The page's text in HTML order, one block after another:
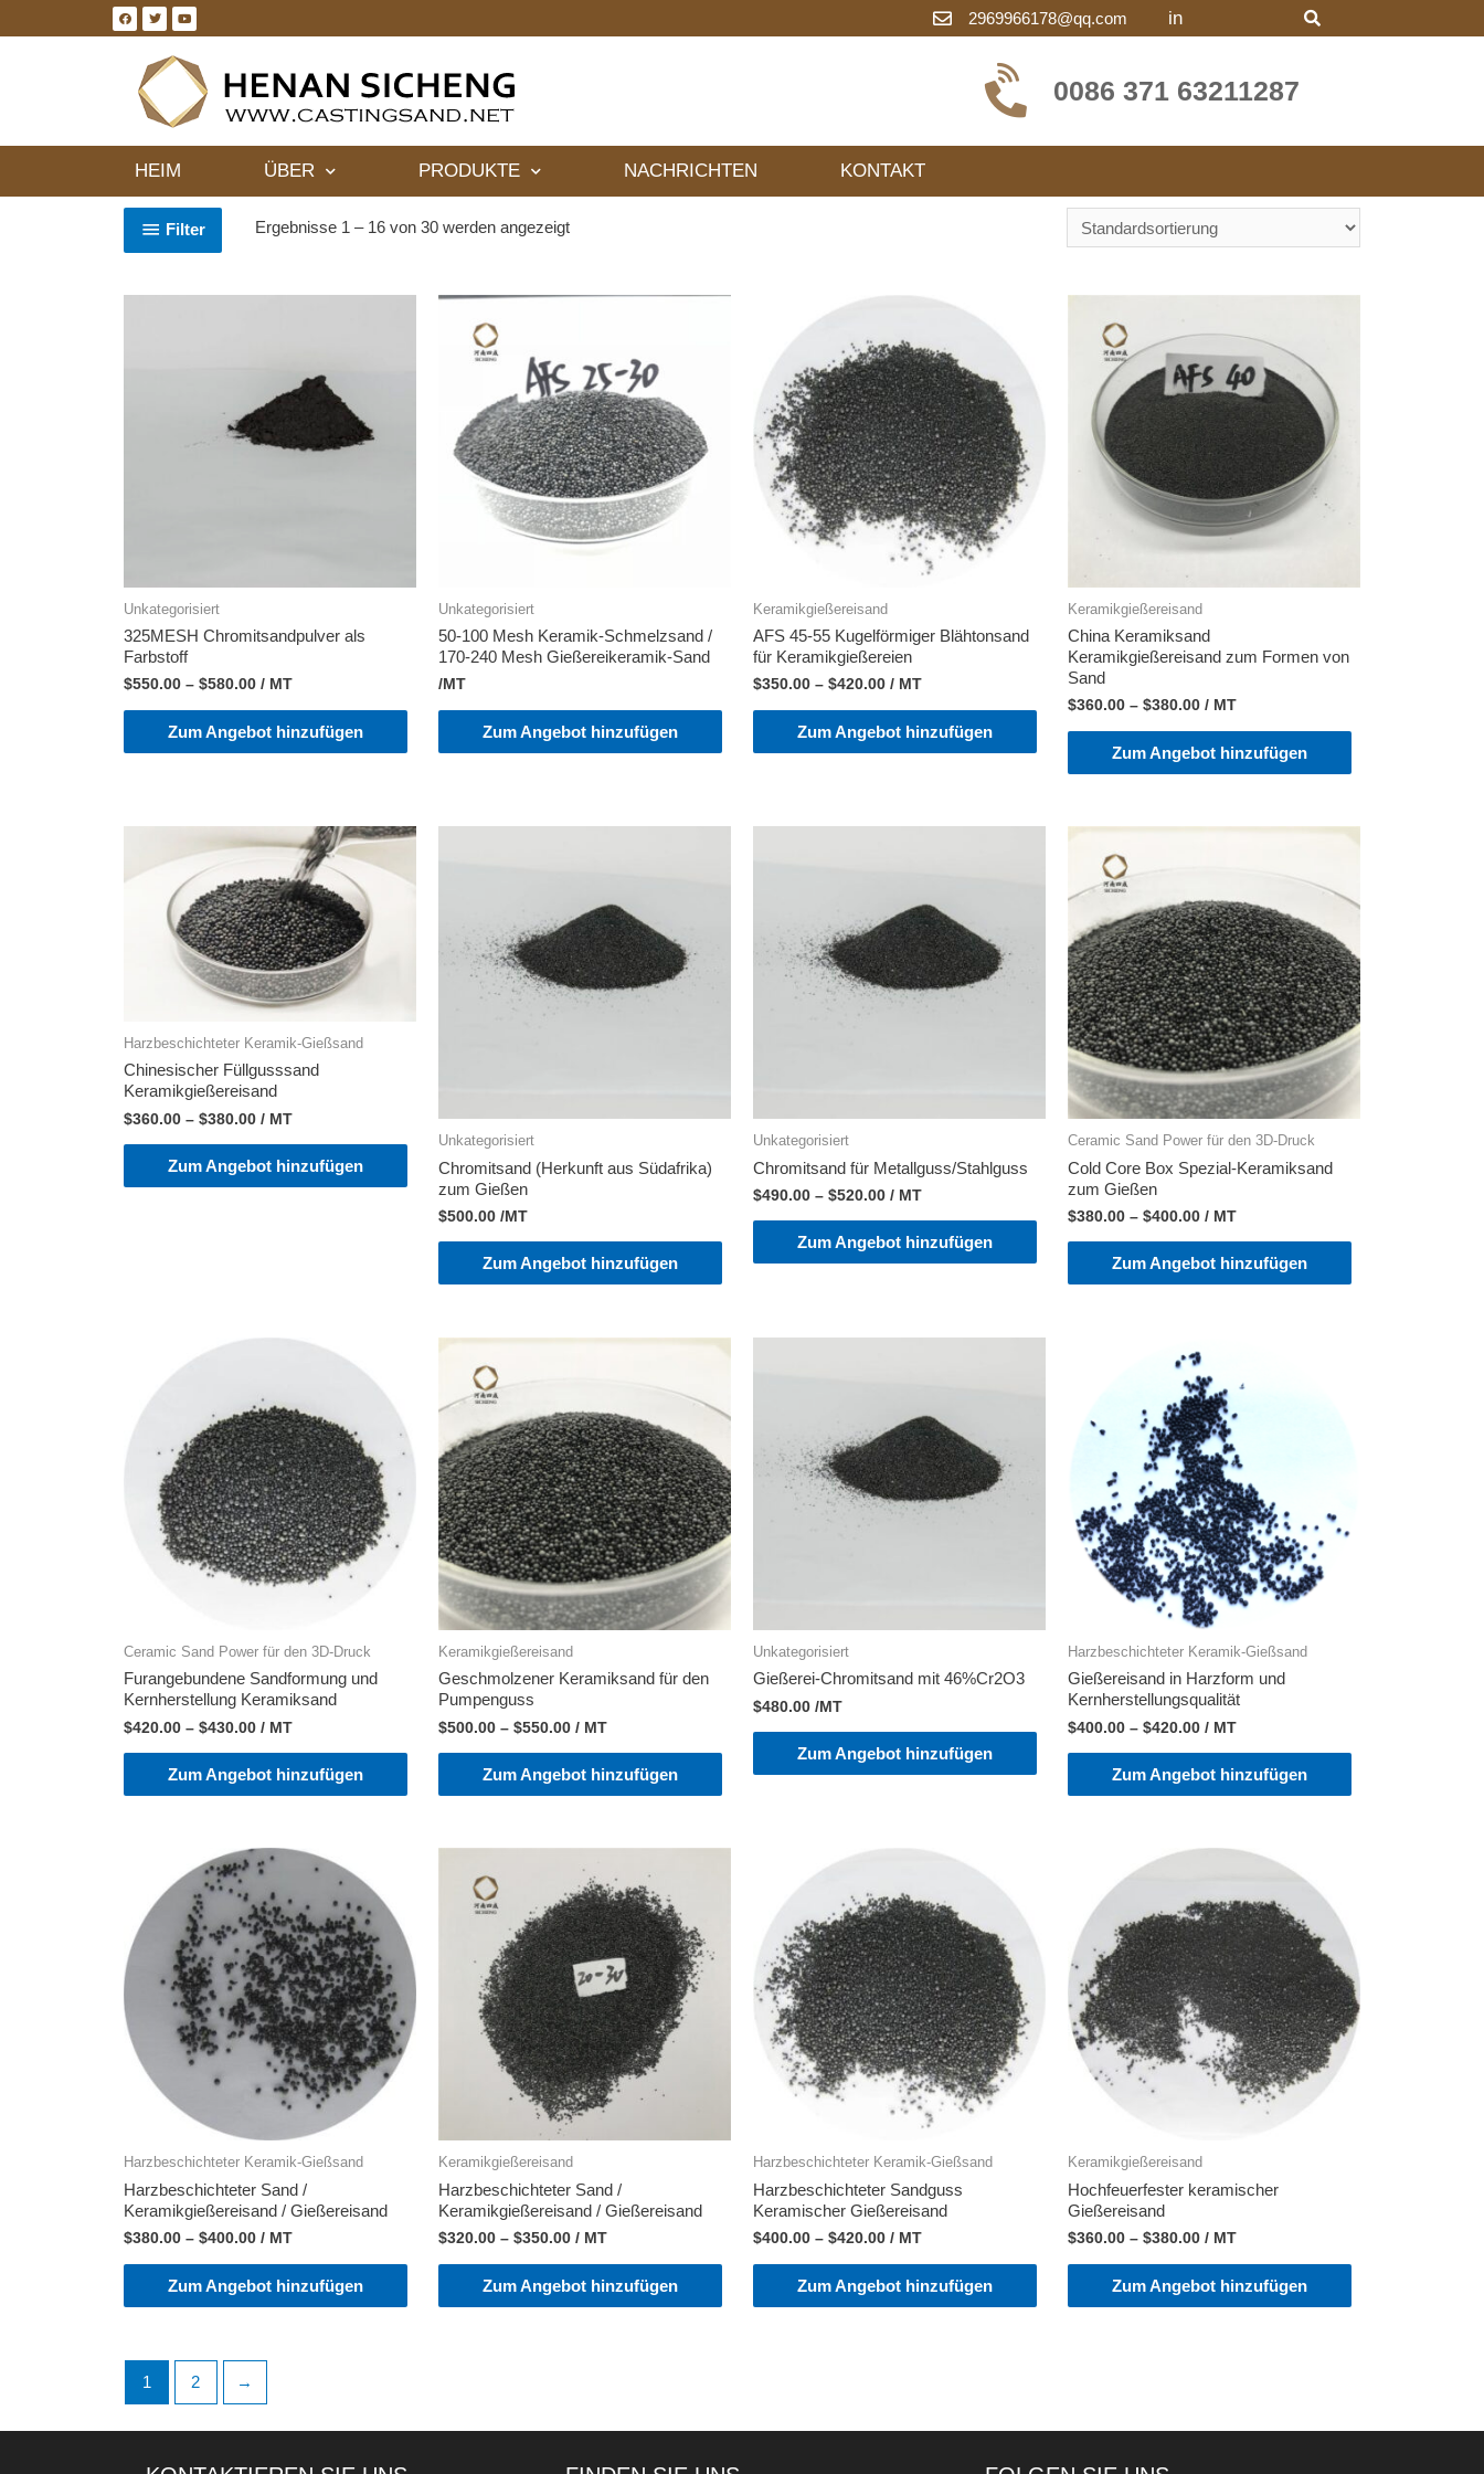
2969966178@qq.com in
0086 371 63211287
HEIM ÜBER PRODUKTE NACHRICHTEN KONTAKT
Filter Ergebnisse 1 – 16 von 30 werden angezeigt
Unkategorisiert
325MESH Chromitsandpulver als
Farbstoff
$550.00 – $580.00 / MT
Zum Angebot hinzufügen
Unkategorisiert
50-100 Mesh Keramik-Schmelzsand /
170-240 Mesh Gießereikeramik-Sand
/MT
Zum Angebot hinzufügen
Keramikgießereisand
AFS 45-55 Kugelförmiger Blähtonsand
für Keramikgießereien
$350.00 – $420.00 / MT
Zum Angebot hinzufügen
Keramikgießereisand
China Keramiksand
Keramikgießereisand zum Formen von
Sand
$360.00 – $380.00 / MT
Zum Angebot hinzufügen
Harzbeschichteter Keramik-Gießsand
Chinesischer Füllgusssand
Keramikgießereisand
$360.00 – $380.00 / MT
Zum Angebot hinzufügen
Unkategorisiert
Chromitsand (Herkunft aus Südafrika)
zum Gießen
$500.00 /MT
Zum Angebot hinzufügen
Unkategorisiert
Chromitsand für Metallguss/Stahlguss
$490.00 – $520.00 / MT
Zum Angebot hinzufügen
Ceramic Sand Power für den 3D-Druck
Cold Core Box Spezial-Keramiksand
zum Gießen
$380.00 – $400.00 / MT
Zum Angebot hinzufügen
Ceramic Sand Power für den 3D-Druck
Furangebundene Sandformung und
Kernherstellung Keramiksand
$420.00 – $430.00 / MT
Zum Angebot hinzufügen
Keramikgießereisand
Geschmolzener Keramiksand für den
Pumpenguss
$500.00 – $550.00 / MT
Zum Angebot hinzufügen
Unkategorisiert
Gießerei-Chromitsand mit 46%Cr2O3
$480.00 /MT
Zum Angebot hinzufügen
Harzbeschichteter Keramik-Gießsand
Gießereisand in Harzform und
Kernherstellungsqualität
$400.00 – $420.00 / MT
Zum Angebot hinzufügen
Harzbeschichteter Keramik-Gießsand
Harzbeschichteter Sand /
Keramikgießereisand / Gießereisand
$380.00 – $400.00 / MT
Zum Angebot hinzufügen
Keramikgießereisand
Harzbeschichteter Sand /
Keramikgießereisand / Gießereisand
$320.00 – $350.00 / MT
Zum Angebot hinzufügen
Harzbeschichteter Keramik-Gießsand
Harzbeschichteter Sandguss
Keramischer Gießereisand
$400.00 – $420.00 / MT
Zum Angebot hinzufügen
Keramikgießereisand
Hochfeuerfester keramischer
Gießereisand
$360.00 – $380.00 / MT
Zum Angebot hinzufügen
1 2 →